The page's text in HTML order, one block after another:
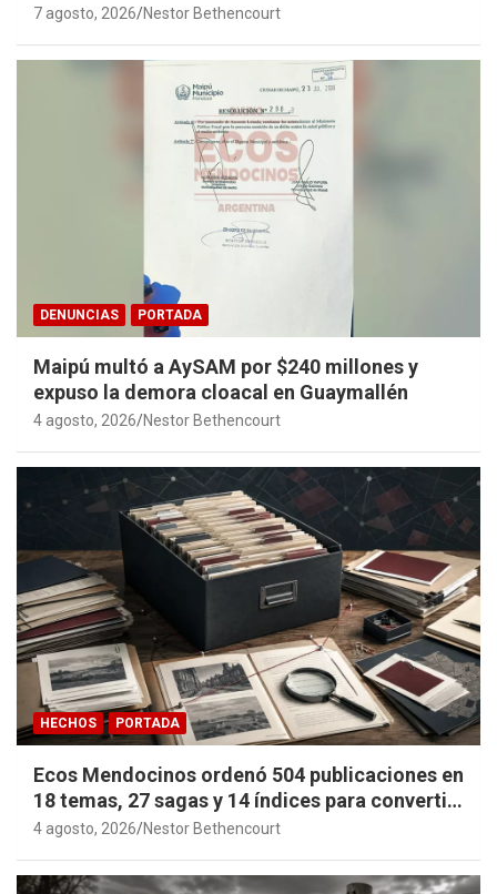
7 agosto, 2026 Nestor Bethencourt
DENUNCIAS PORTADA
Maipú multó a AySAM por $240 millones y
expuso la demora cloacal en Guaymallén
4 agosto, 2026 Nestor Bethencourt
HECHOS PORTADA
Ecos Mendocinos ordenó 504 publicaciones en
18 temas, 27 sagas y 14 índices para convertir
años de investigación en memoria pública
4 agosto, 2026 Nestor Bethencourt